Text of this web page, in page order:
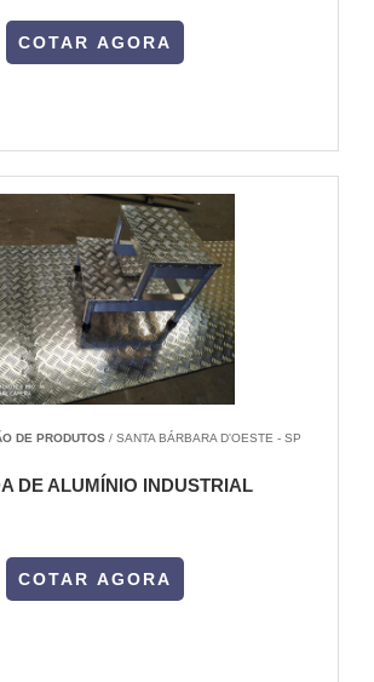
COTAR AGORA
DE PRODUTOS / SANTA BÁRBARA D'OESTE - SP
DE ALUMÍNIO INDUSTRIAL
COTAR AGORA